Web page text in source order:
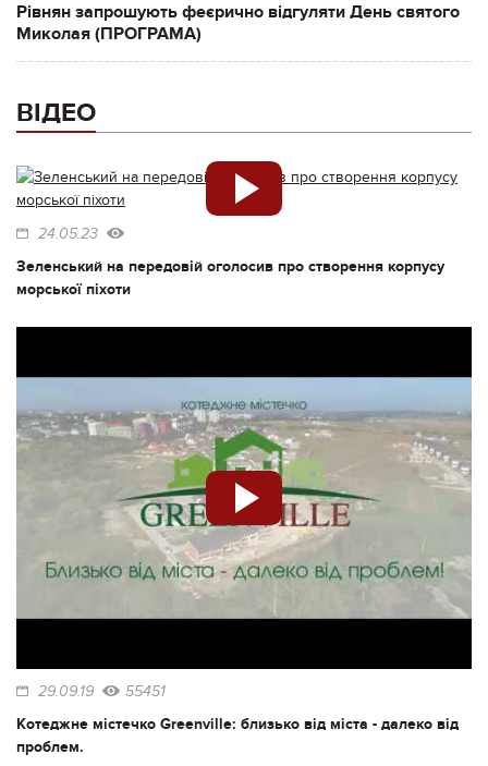
Рівнян запрошують феєрично відгуляти День святого
Миколая (ПРОГРАМА)
ВІДЕО
24.05.23
Зеленський на передовій оголосив про створення корпусу
морської піхоти
29.09.19 55451
Котеджне містечко Greenville: близько від міста - далеко від
проблем.